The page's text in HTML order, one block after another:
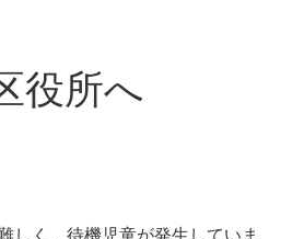
役所へ